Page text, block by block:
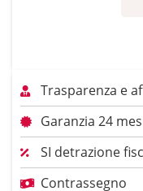
Trasparenza e
Garanzia 24
SI detrazione
Contrassegno